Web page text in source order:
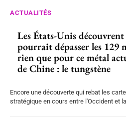
ACTUALITÉS
Les États-Unis
pourrait dépasser les 129
rien que pour ce métal
de Chine : le tungstène
Encore une découverte qui rebat les
stratégique en cours entre l'Occident et